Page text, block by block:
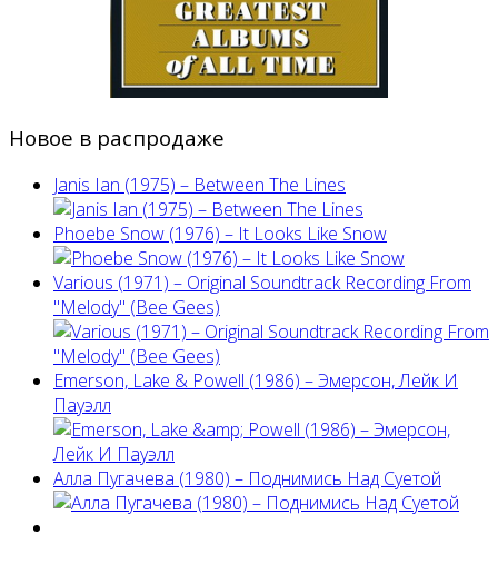
Новое в распродаже
Janis Ian (1975) ‎– Between The Lines
Phoebe Snow (1976) – It Looks Like Snow
Various (1971) – Original Soundtrack Recording From
"Melody" (Bee Gees)
Emerson, Lake & Powell (1986) ‎– Эмерсон, Лейк И
Пауэлл
Алла Пугачева (1980) – Поднимись Над Суетой